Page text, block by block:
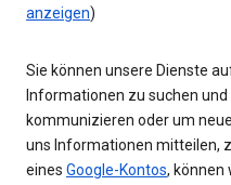
anzeigen)
Sie können unsere Dienste
Informationen zu suchen
kommunizieren oder um
uns Informationen mitteilen,
eines Google-Kontos, können